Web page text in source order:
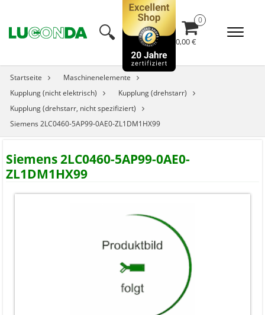
🔍︎ 0,00 €
Startseite
Maschinenelemente
Kupplung (nicht elektrisch)
Kupplung (drehstarr)
Kupplung (drehstarr, nicht spezifiziert)
Siemens 2LC0460-5AP99-0AE0-ZL1DM1HX99
Siemens 2LC0460-5AP99-0AE0-
ZL1DM1HX99